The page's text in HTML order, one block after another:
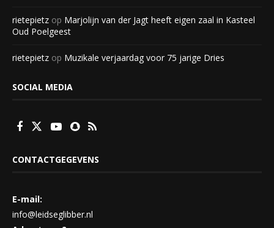
rietepietz op Marjolijn van der Jagt heeft eigen zaal in Kasteel
Oud Poelgeest
rietepietz op Muzikale verjaardag voor 75 jarige Dries
SOCIAL MEDIA
CONTACTGEGEVENS
E-mail:
info@leidseglibber.nl